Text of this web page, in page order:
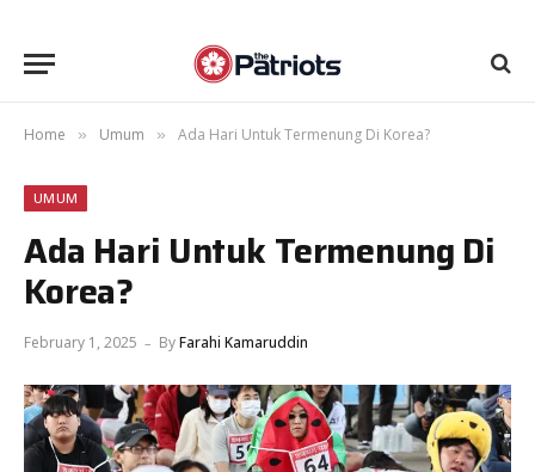
Home » Umum » Ada Hari Untuk Termenung Di Korea?
UMUM
Ada Hari Untuk Termenung Di
Korea?
February 1, 2025 ByFarahi Kamaruddin